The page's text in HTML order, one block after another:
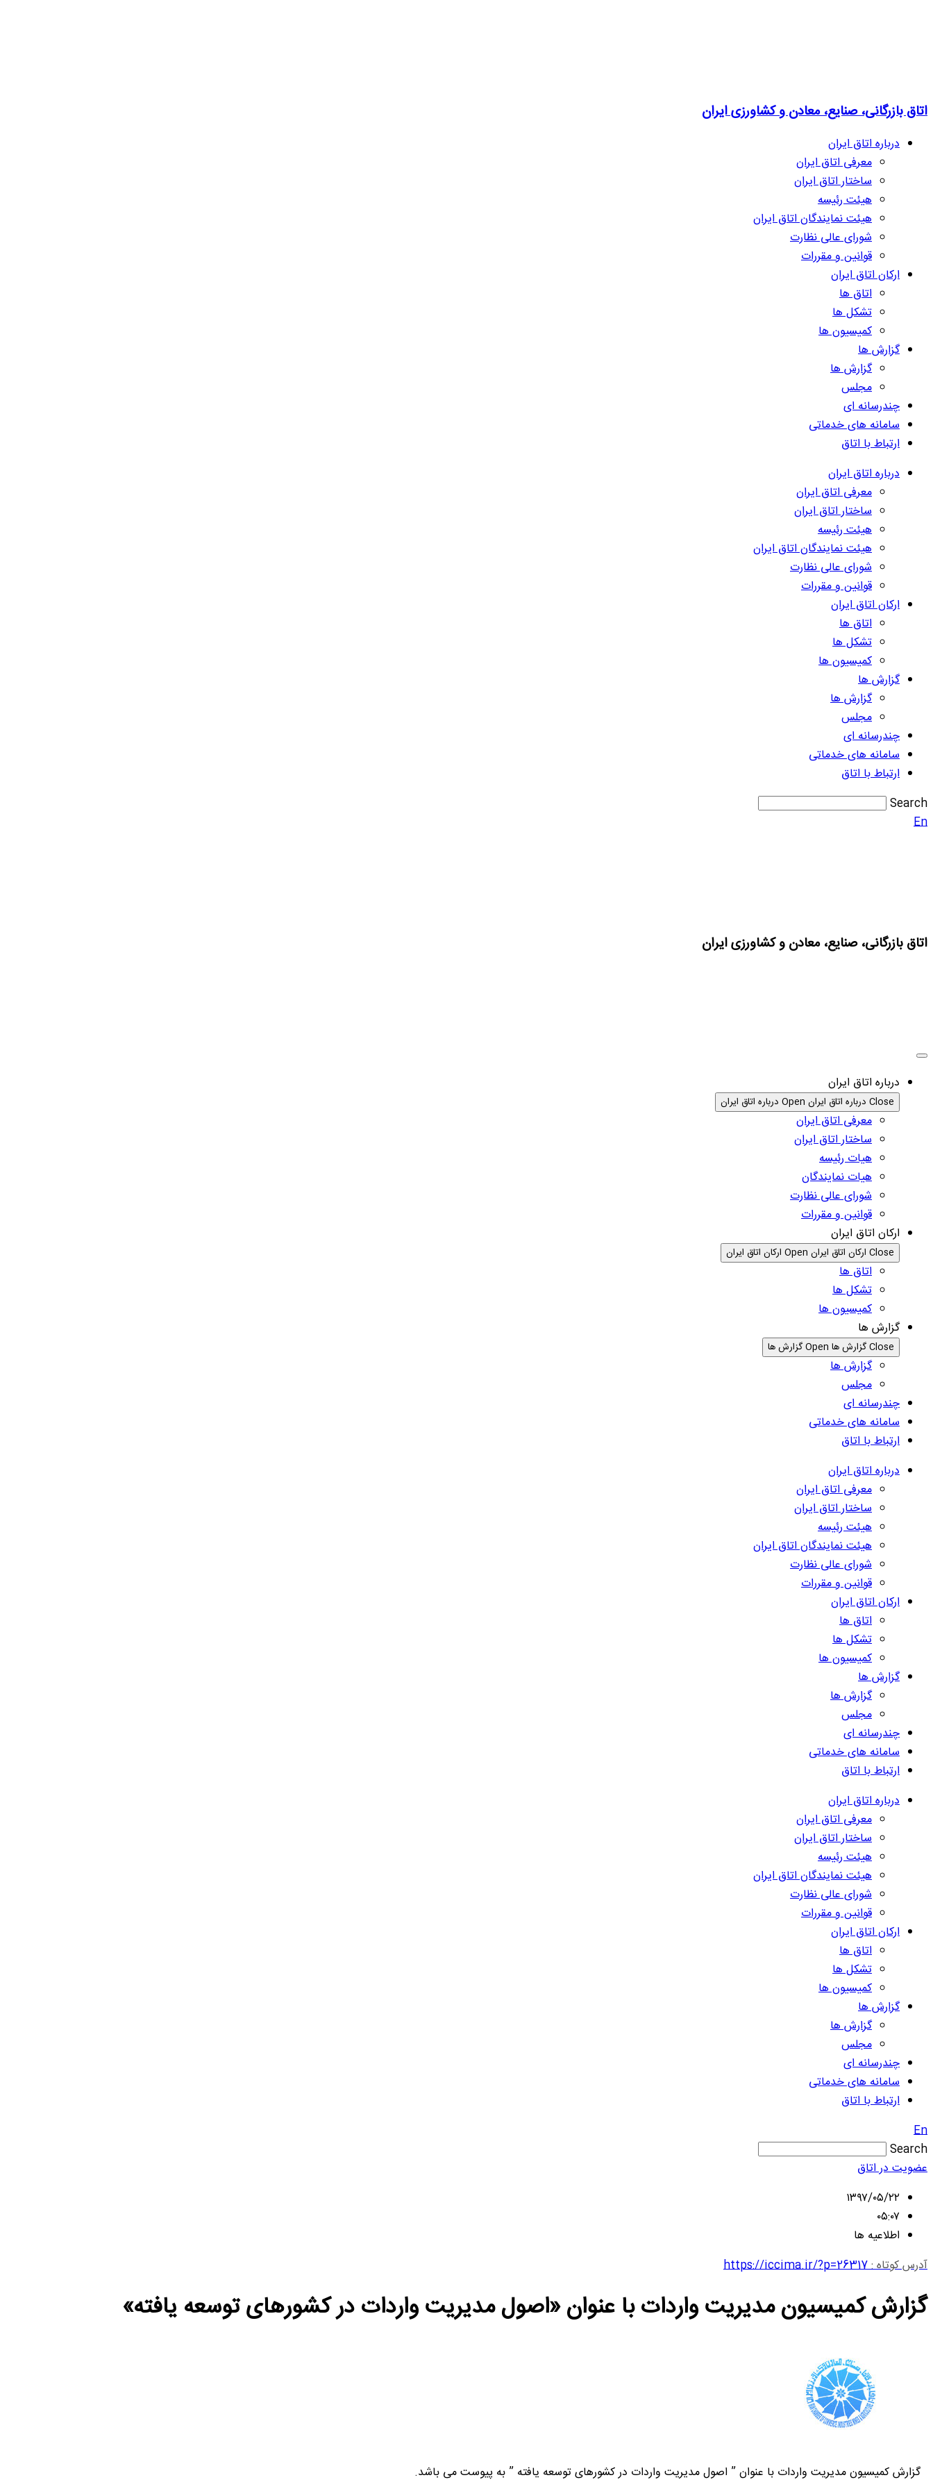
اتاق بازرگانی، صنایع، معادن و کشاورزی ایران
درباره اتاق ایران
معرفی اتاق ایران
ساختار اتاق ایران
هیئت رئیسه
هیئت نمایندگان اتاق ایران
شورای عالی نظارت
قوانین و مقررات
ارکان اتاق ایران
اتاق ها
تشکل ها
کمیسیون ها
گزارش ها
گزارش ها
مجلس
چندرسانه ای
سامانه های خدماتی
ارتباط با اتاق
درباره اتاق ایران
معرفی اتاق ایران
ساختار اتاق ایران
هیئت رئیسه
هیئت نمایندگان اتاق ایران
شورای عالی نظارت
قوانین و مقررات
ارکان اتاق ایران
اتاق ها
تشکل ها
کمیسیون ها
گزارش ها
گزارش ها
مجلس
چندرسانه ای
سامانه های خدماتی
ارتباط با اتاق
Search
En
اتاق بازرگانی، صنایع، معادن و کشاورزی ایران
درباره اتاق ایران
Close درباره اتاق ایران Open درباره اتاق ایران
معرفی اتاق ایران
ساختار اتاق ایران
هیات رئیسه
هیات نمایندگان
شورای عالی نظارت
قوانین و مقررات
ارکان اتاق ایران
Close ارکان اتاق ایران Open ارکان اتاق ایران
اتاق ها
تشکل ها
کمیسیون ها
گزارش ها
Close گزارش ها Open گزارش ها
گزارش ها
مجلس
چندرسانه ای
سامانه های خدماتی
ارتباط با اتاق
درباره اتاق ایران
معرفی اتاق ایران
ساختار اتاق ایران
هیئت رئیسه
هیئت نمایندگان اتاق ایران
شورای عالی نظارت
قوانین و مقررات
ارکان اتاق ایران
اتاق ها
تشکل ها
کمیسیون ها
گزارش ها
گزارش ها
مجلس
چندرسانه ای
سامانه های خدماتی
ارتباط با اتاق
درباره اتاق ایران
معرفی اتاق ایران
ساختار اتاق ایران
هیئت رئیسه
هیئت نمایندگان اتاق ایران
شورای عالی نظارت
قوانین و مقررات
ارکان اتاق ایران
اتاق ها
تشکل ها
کمیسیون ها
گزارش ها
گزارش ها
مجلس
چندرسانه ای
سامانه های خدماتی
ارتباط با اتاق
En
Search
عضویت در اتاق
۱۳۹۷/۰۵/۲۲
۰۵:۰۷
اطلاعیه ها
آدرس کوتاه :https://iccima.ir/?p=26317
گزارش کمیسیون مدیریت واردات با عنوان «اصول مدیریت واردات در کشورهای توسعه یافته»
گزارش کمیسیون مدیریت واردات با عنوان ” اصول مدیریت واردات در کشورهای توسعه یافته ” به پیوست می باشد.